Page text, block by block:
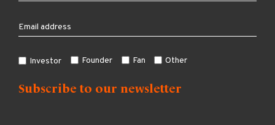
Investor Founder Fan Other